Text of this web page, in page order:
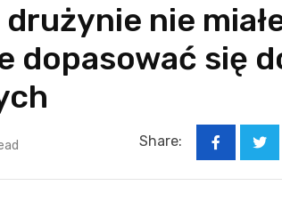
nie
dopasować się
Share: